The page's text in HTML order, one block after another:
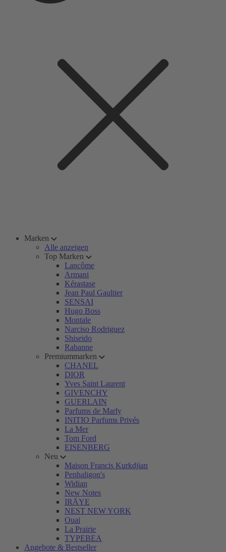
Marken
Alle anzeigen
Top Marken
Lancôme
Armani
Kérastase
Jean Paul Gaultier
SENSAI
Hugo Boss
Montale
Narciso Rodriguez
Shiseido
Rabanne
Premiummarken
CHANEL
DIOR
Yves Saint Laurent
GIVENCHY
GUERLAIN
Parfums de Marly
INITIO Parfums Privés
La Mer
Tom Ford
EISENBERG
Neu
Maison Francis Kurkdjian
Penhaligon's
Widian
New Notes
IRÄYE
NEST NEW YORK
Ouai
La Prairie
TYPEBEA
Angebote & Bestseller